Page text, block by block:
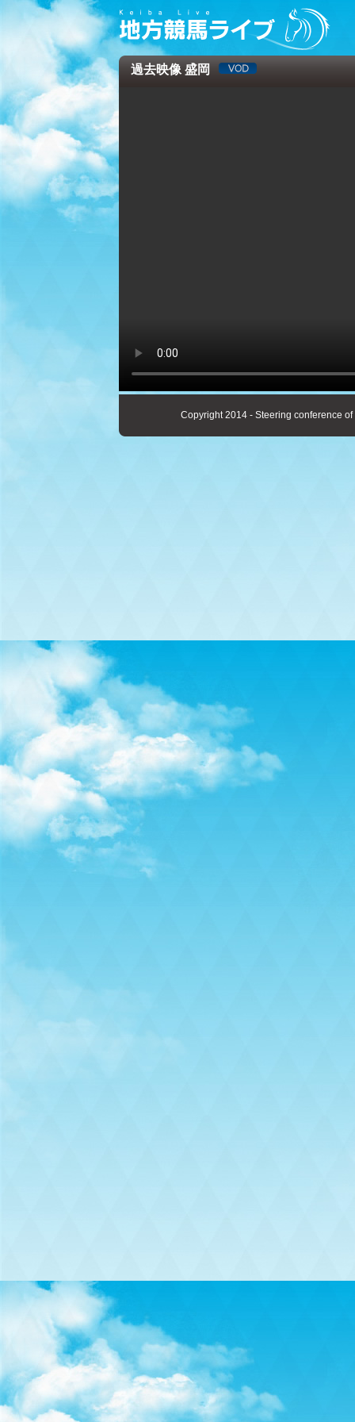
過去映像 盛岡
Copyright 2014 - Steering conference